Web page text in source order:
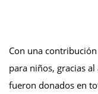
Con una
para niños, gracias
fueron donados en